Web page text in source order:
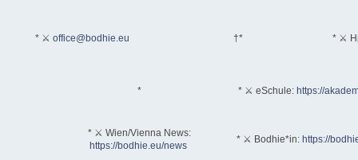
* ⚔ office@bodhie.eu †* * ⚔
* * ⚔ eSchule: https://
* ⚔ Wien/Vienna News:
https://bodhie.eu/news
* ⚔ Bodhie*in: https://